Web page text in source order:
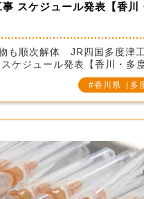
スケジュール発表【香川
も順次解体 JR四国多度津
ケジュール発表【香川・多度
香川県（多